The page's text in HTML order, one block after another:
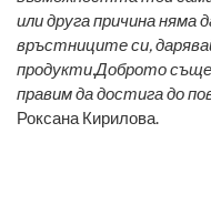
или друга причина няма
връстниците си,
продукти.Доброто
правим да достига до
Роксана Кирилова.